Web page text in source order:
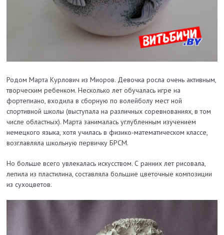
Родом Марта Курлович из Миоров. Девочка росла очень активным,
творческим ребенком. Несколько лет обучалась игре на
фортепиано, входила в сборную по волейболу мест ной
спортивной школы (выступала на различных соревнованиях, в том
числе областных). Марта занималась углубленным изучением
немецкого языка, хотя училась в физико-математическом классе,
возглавляла школьную первичку БРСМ.
Но больше всего увлекалась искусством. С ранних лет рисовала,
лепила из пластилина, составляла большие цветочные композиции
из сухоцветов.